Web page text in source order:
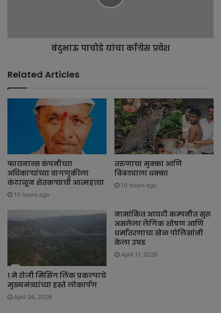
बंदुभाऊ पाचोडे यांचा काँग्रेस प्रवेश
Related Articles
फायनान्स कंपनीच्या
अधिकाऱ्यांच्या वागणुकीला
कंटाळून शेतकऱ्याची आत्महत्या
10 hours ago
तरुणाचा मुक्का आणि
बिबट्याला धक्का
10 hours ago
१ मे रोजी मिसिंग लिंक प्रकल्पाचे
मुख्यमंत्र्यांच्या हस्ते लोकार्पण
April 26, 2026
नामांकित आयटी कम्पनीत सुरु
असलेला लैंगिक शोषण आणि
धर्मांतरणाचा खेळ पोलिसांनी
केला उघड
April 11, 2026